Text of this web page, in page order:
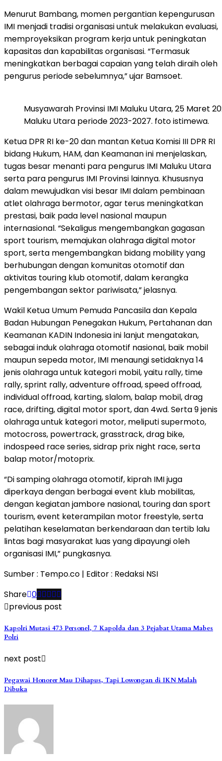
Menurut Bambang, momen pergantian kepengurusan
IMI menjadi tradisi organisasi untuk melakukan evaluasi,
memproyeksikan program kerja untuk peningkatan
kapasitas dan kapabilitas organisasi. “Termasuk
meningkatkan berbagai capaian yang telah diraih oleh
pengurus periode sebelumnya,” ujar Bamsoet.
Musyawarah Provinsi IMI Maluku Utara, 25 Maret
Maluku Utara periode 2023-2027. foto istimewa.
Ketua DPR RI ke-20 dan mantan Ketua Komisi III DPR RI
bidang Hukum, HAM, dan Keamanan ini menjelaskan,
tugas besar menanti para pengurus IMI Maluku Utara
serta para pengurus IMI Provinsi lainnya. Khususnya
dalam mewujudkan visi besar IMI dalam pembinaan
atlet olahraga bermotor, agar terus meningkatkan
prestasi, baik pada level nasional maupun
internasional. “Sekaligus mengembangkan gagasan
sport tourism, memajukan olahraga digital motor
sport, serta mengembangkan bidang mobility yang
berhubungan dengan komunitas otomotif dan
aktivitas touring klub otomotif, dalam kerangka
pengembangan sektor pariwisata,” jelasnya.
Wakil Ketua Umum Pemuda Pancasila dan Kepala
Badan Hubungan Penegakan Hukum, Pertahanan dan
Keamanan KADIN Indonesia ini lanjut mengatakan,
sebagai induk olahraga otomotif nasional, baik mobil
maupun sepeda motor, IMI menaungi setidaknya 14
jenis olahraga untuk kategori mobil, yaitu rally, time
rally, sprint rally, adventure offroad, speed offroad,
individual offroad, karting, slalom, balap mobil, drag
race, drifting, digital motor sport, dan 4wd. Serta 9 jenis
olahraga untuk kategori motor, meliputi supermoto,
motocross, powertrack, grasstrack, drag bike,
indospeed race series, sidrap prix night race, serta
balap motor/motoprix.
“Di samping olahraga otomotif, kiprah IMI juga
diperkaya dengan berbagai event klub mobilitas,
dengan kegiatan jambore nasional, touring dan sport
tourism, event keterampilan motor freestyle, serta
pelatihan keselamatan berkendaraan dan tertib lalu
lintas bagi masyarakat luas yang dipayungi oleh
organisasi IMI,” pungkasnya.
Sumber : Tempo.co | Editor : Redaksi NSI
Share 0
previous post
Kapolri Mutasi 473 Personel, 7 Kapolda dan 3 Pejabat Utama Mabes
Polri
next post
Pegawai Honorer Mau Dihapus, Tapi Lowongan di IKN Malah
Dibuka